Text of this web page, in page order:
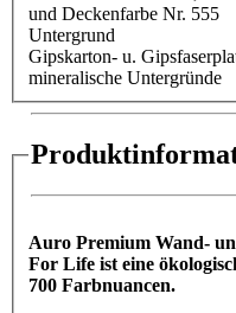
und Deckenfarbe Nr. 555
Untergrund
Gipskarton- u.
mineralische Untergründe
Auro Premium Wand-
For Life ist eine
700 Farbnuancen.